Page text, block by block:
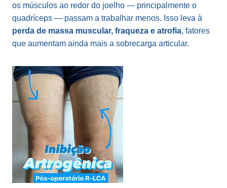
os músculos ao redor do joelho — principalmente o
quadríceps — passam a trabalhar menos. Isso leva à
perda de massa muscular, fraqueza e atrofia, fatores
que aumentam ainda mais a sobrecarga articular.